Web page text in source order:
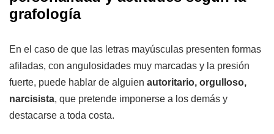
grafología
En el caso de que las letras mayúsculas presenten formas
afiladas, con angulosidades muy marcadas y la presión
fuerte, puede hablar de alguien autoritario, orgulloso,
narcisista, que pretende imponerse a los demás y
destacarse a toda costa.